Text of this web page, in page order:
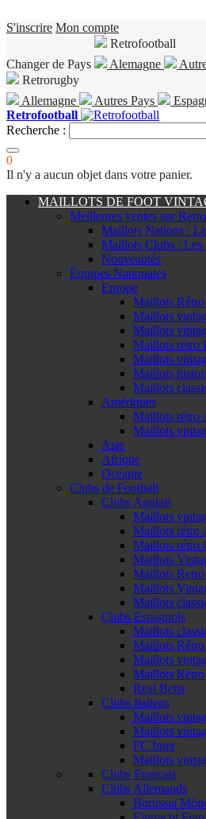
S'inscrire Mon compte
Changer de Pays
Retrofootball
Alemagne
Retrorugby
Allemagne
Autres Pays
Retrofootball
Recherche :
0
Il n'y a aucun objet dans votre panier.
MAILLOTS DE FOOT
Meilleures ventes sur
Maillots Nations :
Maillots Clubs : Les
Nouveautés
Équipes Nationales
Europe
Maillots
Maillots
Maillots
Maillots rétro
Maillots
Maillots
Maillots
Amériques
Maillots rétro
Maillots
Asie
Afrique
Océanie
Clubs de Football
Clubs Anglais
Maillots
Maillots rétro
Maillots rétro
Maillots
Maillots
Maillots
Maillots
Clubs Espagnols
Maillots
Maillots
Maillots
Maillots
Real Betis
Clubs Italiens
Maillots
Maillots
FC Inter
Maillots
Clubs Français
Clubs Allemands
Borussia